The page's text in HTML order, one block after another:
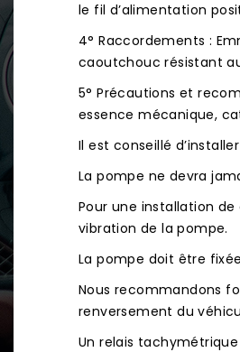
le fil d’alimentation
4° Raccordements :
caoutchouc résistant
5° Précautions et
essence mécanique,
Il est conseillé
La pompe ne devra
Pour une installation
vibration de la pompe.
La pompe doit être
Nous recommandons
renversement du
Un relais